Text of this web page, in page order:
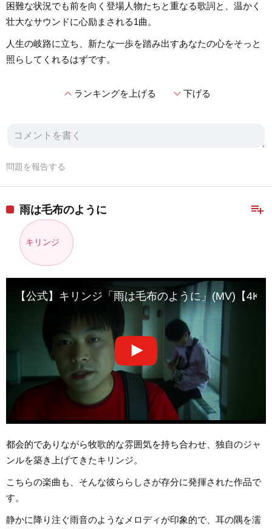
困難な状況でも前を向く登場人物たちと重なる歌詞と、温かく
壮大なサウンドに心励まされる1曲。
人生の岐路に立ち、新たな一歩を踏み出すあなたの心をそっと
照らしてくれるはずです。
expand_lessランキングを上げる expand_more下げる
問題を報告する
playlist_add
雨は毛布のように
キリンジ
【公式】キリンジ「雨は毛布のように」(MV)【4K
都会的でありながら牧歌的な雰囲気を持ち合わせ、独自のジャ
ンルを築き上げてきたキリンジ。
こちらの楽曲も、そんな彼ららしさが存分に発揮された作品で
す。
静かに降り注ぐ雨音のようなメロディが印象的で、耳の隅を濡